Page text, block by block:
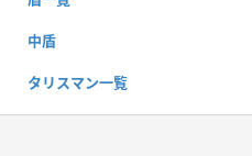
中盾
タリスマン一覧